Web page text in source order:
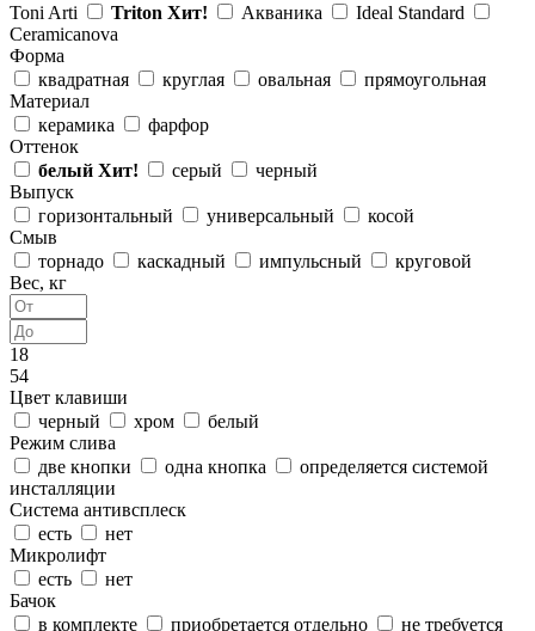
Toni Arti
Triton Хит! Акваника
Ideal Standard
Ceramicanova
Форма
квадратная
круглая овальная
прямоугольная
Материал
керамика
фарфор
Оттенок
белый Хит! серый
черный
Выпуск
горизонтальный
универсальный
косой
Смыв
торнадо
каскадный импульсный
круговой
Вес, кг
18
54
Цвет клавиши
черный
хром
белый
Режим слива
две кнопки
одна кнопка
определяется системой
инсталляции
Система антивсплеск
есть
нет
Микролифт
есть
нет
Бачок
в комплекте
приобретается отдельно не требуется